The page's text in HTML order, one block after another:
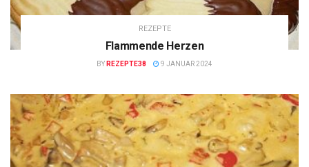
REZEPTE
Flammende Herzen
BY REZEPTE38 9 JANUAR 2024